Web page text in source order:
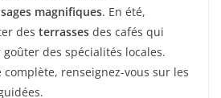
magnifiques. En été,
des terrasses des cafés qui
des spécialités locales.
complète, renseignez-vous sur les